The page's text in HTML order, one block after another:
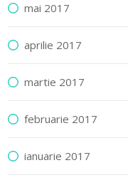
mai 2017
aprilie 2017
martie 2017
februarie 2017
ianuarie 2017